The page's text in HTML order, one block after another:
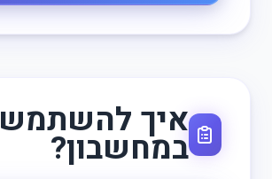
איך להשתמש
במחשבון?